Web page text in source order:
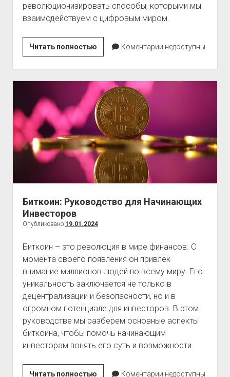
революционизировать способы, которыми мы
взаимодействуем с цифровым миром.
Читать полностьюLivepeer
и
Axie
Infinity:
Разработка
будущего
игрового
блокчейна
Коментарии недоступны
Биткоин: Руководство для Начинающих
Инвесторов
Опубликовано 19.01.2024
Биткоин – это революция в мире финансов. С
момента своего появления он привлек
внимание миллионов людей по всему миру. Его
уникальность заключается не только в
децентрализации и безопасности, но и в
огромном потенциале для инвесторов. В этом
руководстве мы разберем основные аспекты
биткоина, чтобы помочь начинающим
инвесторам понять его суть и возможности.
Читать полностьюБиткоин:Коментарии недоступны